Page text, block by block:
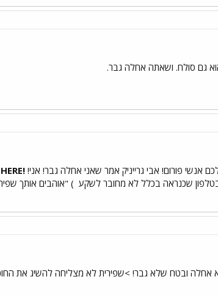
גם סולח. ושאתה אחלה גבר.
אנשי פורום! אבי גרייניק אמר שאני אחלה גבר! אני! !SO THERE
שכנראה בכלל לא מחובר לשקע ) "אוהבים אותך
אחלה ובטח שלא גבר! >שפירית לא מצליחה להשיג את